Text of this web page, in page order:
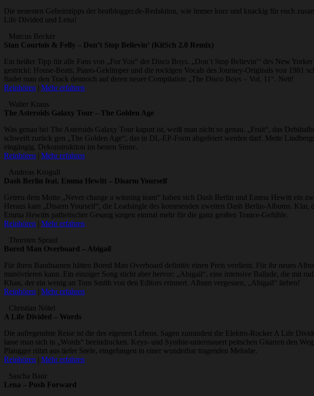
Die neuesten Geheimtipps der beatblogger.de-Redaktion, wie immer kurz und knackig für euch
Life Divided und Lena!
Marcus Becker
Stan Courtois & Felly – Don’t Stop Believin‘ (KitSch 2.0 Remix)
Ein heißer Tipp für alle Fans von „For You“ der Disco Boys. „Don’t Stop Believin'“ des New
gestrickt: House-Beats, Piano-Geklimper und die rockigen Vocals des Journey-Originals von 1981
findet man den Track dennoch auf deren neuer Compilation „The Disco Boys – Vol. 11“. Nett!
Reinhören | Mehr erfahren
Walter Kraus
The Asteroids Galaxy Tour – The Golden Age
Was genau bei The Asteroids Galaxy Tour kaputt ist, weiß man nicht so genau. „Fruit“, das
schweift zurück gen „The Golden Age“, das in DL-EP-Form abgefeiert werden darf. Mette
eingängig. Dekonstruktion im besten Sinne.
Reinhören | Mehr erfahren
Andreas Krogull
Dash Berlin feat. Emma Hewitt – Disarm Yourself
Getreu dem Motto „Never change a winning team“ haben sich Dash Berlin und Emma Hewitt ein
Heraus kam „Disarm Yourself“, die Leadsingle des kommenden zweiten Dash Berlin-Albums.
Emma Hewitts pathetischer Gesang sorgen einmal mehr für die ganz großen Trance-Gefühle.
Reinhören | Mehr erfahren
Thorsten Spraul
Bored Man Overboard – Abigail
Für ihren Bandnamen hätten Bored Man Overboard definitiv einen Preis verdient. Für ihr neues
manövrieren kann. Ein einziger Song sticht aber hervor: „Abigail“, eine intensive Ballade, die mit
Khan, der ein wenig an Tom Smith von den Editors erinnert. Album vergessen, „Abigail“ lieben!
Reinhören | Mehr erfahren
Christian Nötel
A Life Divided – Words
Die aufregendste Reise ist die des eigenen Lebens. Sagen zumindest die Elektro-Rocker A Life
lasse man sich in „Words“ beeindrucken. Keys- und Synthie-untermauert peitschen Gitarren den
Plangger rührt aus tiefer Seele, eingefangen in einer wunderbar tragenden Melodie.
Reinhören | Mehr erfahren
Sascha Baur
Lena – Push Forward